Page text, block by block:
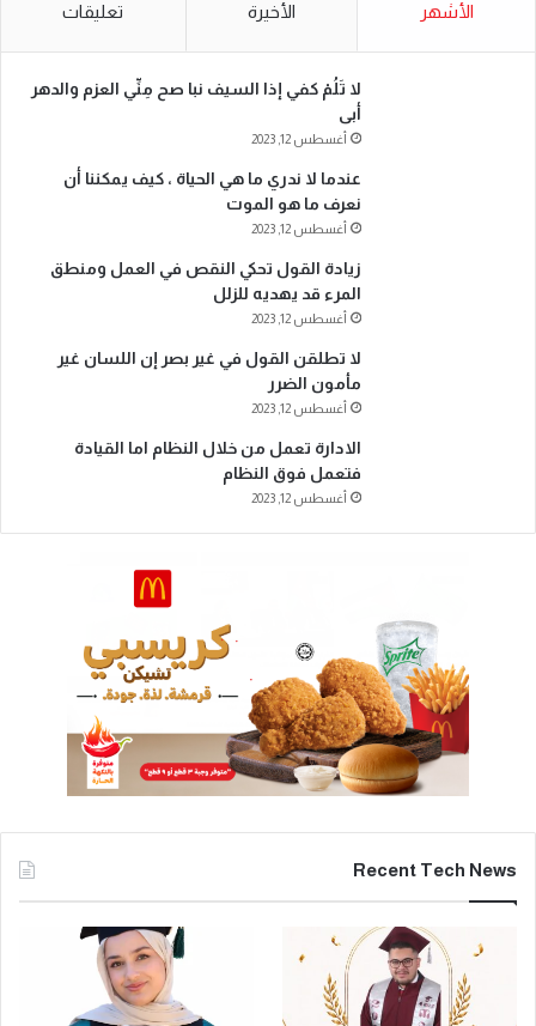
الأشهر الأخيرة تعليقات
لا تَلُمْ كفي إذا السيف نبا صح مِنِّي العزم والدهر
أبى
أغسطس 12, 2023
عندما لا ندري ما هي الحياة ، كيف يمكننا أن
نعرف ما هو الموت
أغسطس 12, 2023
زيادة القول تحكي النقص في العمل ومنطق
المرء قد يهديه للزلل
أغسطس 12, 2023
لا تطلقن القول في غير بصر إن اللسان غير
مأمون الضرر
أغسطس 12, 2023
الادارة تعمل من خلال النظام اما القيادة
فتعمل فوق النظام
أغسطس 12, 2023
Recent Tech News